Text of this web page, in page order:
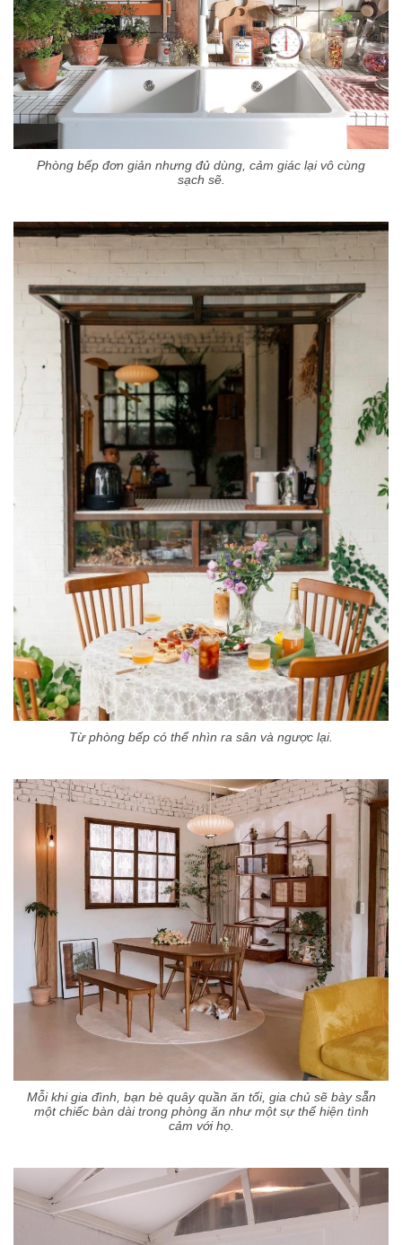
Phòng bếp đơn giản nhưng đủ dùng, cảm giác lại vô cùng
sạch sẽ.
Từ phòng bếp có thể nhìn ra sân và ngược lại.
Mỗi khi gia đình, bạn bè quây quần ăn tối, gia chủ sẽ bày sẵn
một chiếc bàn dài trong phòng ăn như một sự thể hiện tình
cảm với họ.